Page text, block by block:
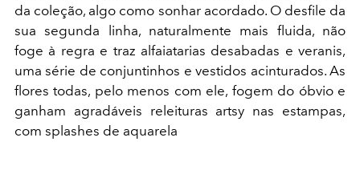
da coleção, algo como sonhar acordado. O desfile da
sua segunda linha, naturalmente mais fluida, não
foge à regra e traz alfaiatarias desabadas e veranis,
uma série de conjuntinhos e vestidos acinturados. As
flores todas, pelo menos com ele, fogem do óbvio e
ganham agradáveis releituras artsy nas estampas,
com splashes de aquarela